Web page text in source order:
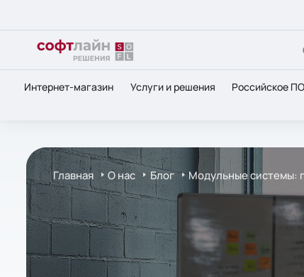
Интернет-магазин Услуги и решения Российское ПО
Главная О нас Блог Модульные системы: